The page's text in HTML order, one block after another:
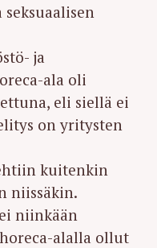
ja
ala oli
eli siellä ei
on yritysten
kuitenkin
niissäkin.
niinkään
alalla ollut